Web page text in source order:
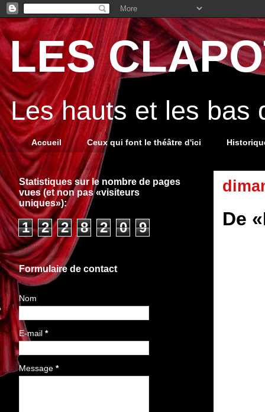
LES
Les hauts et les bas
Accueil Ceux qui font le théâtre d'ici
De
Statistiques sur le nombre de pages
vues (et non pas «visiteurs
uniques»):
1 2 2 8 2 0 9
Formulaire de contact
Nom
E-mail *
Message *